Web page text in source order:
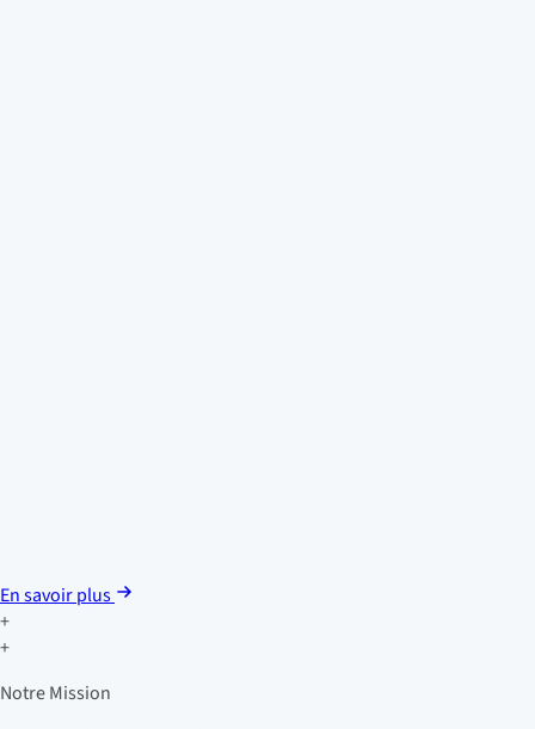
En savoir plus
+
+
Notre Mission